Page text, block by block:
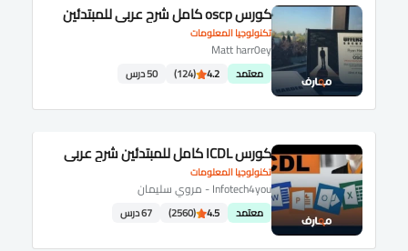
تكنولوجيا المعلومات
كورس oscp كامل شرح عربى للمبتدئين
Matt harr0ey
معتمد 4.2
(124) 50 درس
تكنولوجيا المعلومات
كورس ICDL كامل للمبتدئين شرح عربى
Infotech4you - مروي سليمان
معتمد 4.5
(2560) 67 درس